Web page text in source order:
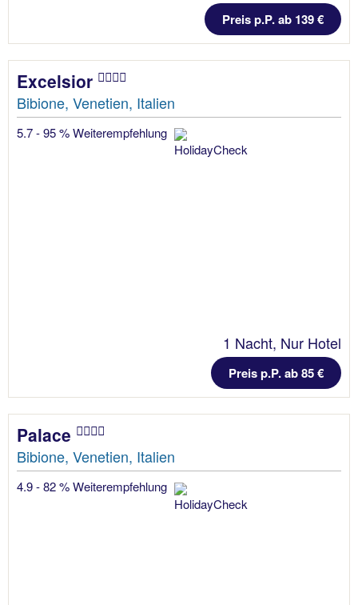
Preis p.P. ab 139 €
Excelsior
Bibione, Venetien, Italien
5.7 - 95 % Weiterempfehlung
1 Nacht, Nur Hotel
Preis p.P. ab 85 €
Palace
Bibione, Venetien, Italien
4.9 - 82 % Weiterempfehlung